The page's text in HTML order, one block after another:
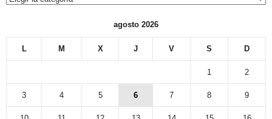
agosto 2026
L M X J V S D
1 2
3 4 5 6 7 8 9